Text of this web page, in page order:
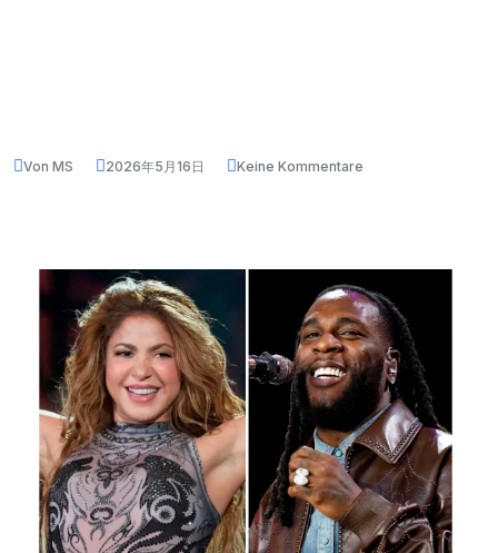
Von MS 2026年5月16日 Keine Kommentare